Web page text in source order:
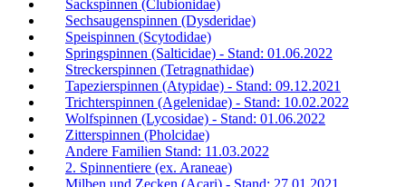
Sackspinnen (Clubionidae)
Sechsaugenspinnen (Dysderidae)
Speispinnen (Scytodidae)
Springspinnen (Salticidae) - Stand: 01.06.2022
Streckerspinnen (Tetragnathidae)
Tapezierspinnen (Atypidae) - Stand: 09.12.2021
Trichterspinnen (Agelenidae) - Stand: 10.02.2022
Wolfspinnen (Lycosidae) - Stand: 01.06.2022
Zitterspinnen (Pholcidae)
Andere Familien Stand: 11.03.2022
2. Spinnentiere (ex. Araneae)
Milben und Zecken (Acari) - Stand: 27.01.2021